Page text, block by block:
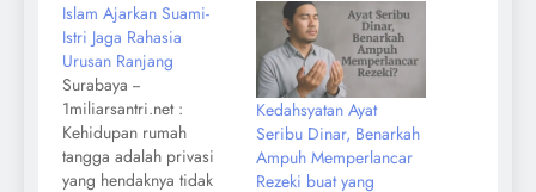
Islam Ajarkan Suami-
Istri Jaga Rahasia
Urusan Ranjang
Surabaya --
1miliarsantri.net :
Kehidupan rumah
tangga adalah privasi
yang hendaknya tidak
Kedahsyatan Ayat
Seribu Dinar, Benarkah
Ampuh Memperlancar
Rezeki buat yang